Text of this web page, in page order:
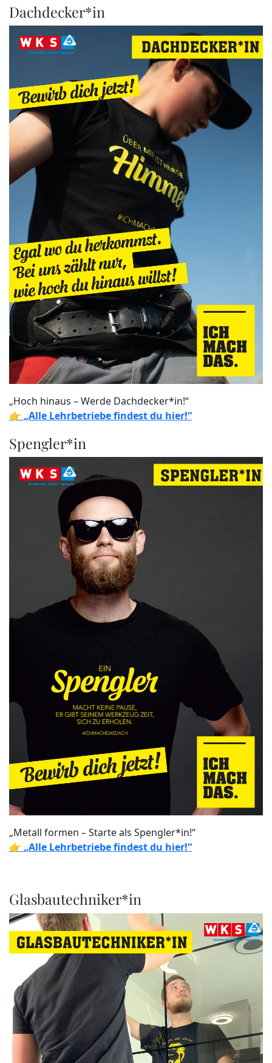
Dachdecker*in
„Hoch hinaus – Werde Dachdecker*in!“
👉 „Alle Lehrbetriebe findest du hier!“
Spengler*in
„Metall formen – Starte als Spengler*in!“
👉 „Alle Lehrbetriebe findest du hier!“
Glasbautechniker*in